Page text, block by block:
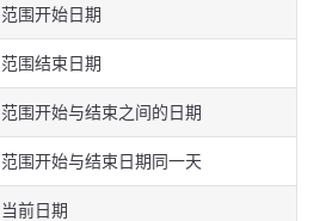
范围开始日期
范围结束日期
范围开始与结束之间的日期
范围开始与结束日期同一天
当前日期